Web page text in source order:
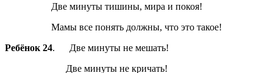
Две минуты тишины, мира и покоя!
Мамы все понять должны, что это такое!
Ребёнок 24. Две минуты не мешать!
Две минуты не кричать!